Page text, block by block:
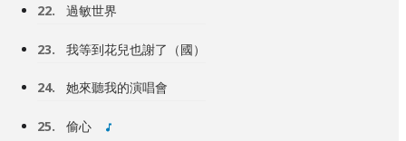
22. 過敏世界
23. 我等到花兒也謝了（國）
24. 她來聽我的演唱會
25. 偷心